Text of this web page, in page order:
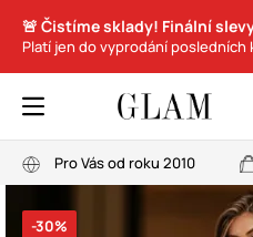
🚨 Čistíme sklady! Finální
Platí jen do vyprodání posledních
Pro Vás od roku 2010
-30%